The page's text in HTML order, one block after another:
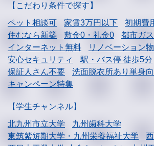
【こだわり条件で探す】
ペット相談可
家賃3万円以下
初期費
住むなら新築
敷金0・礼金0
都市ガス
インターネット無料
リノベーション
安心セキュリティ
駅・バス停 徒歩5分
保証人さん不要
洗面脱衣所あり単身
キャンペーン特集
【学生チャンネル】
北九州市立大学
九州歯科大学
東筑紫短期大学・九州栄養福祉大学